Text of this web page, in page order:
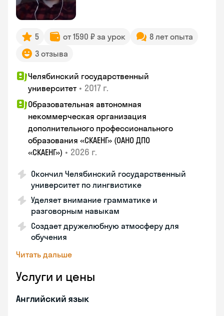
5 от 1590 ₽ за урок
8 лет опыта
3 отзыва
Челябинский государственный
университет • 2017 г.
Образовательная автономная
некоммерческая организация
дополнительного профессионального
образования «СКАЕНГ» (ОАНО ДПО
«СКАЕНГ») • 2026 г.
Окончил Челябинский государственный
университет по лингвистике
Уделяет внимание грамматике и
разговорным навыкам
Создает дружелюбную атмосферу для
обучения
Читать дальше
Услуги и цены
Английский язык